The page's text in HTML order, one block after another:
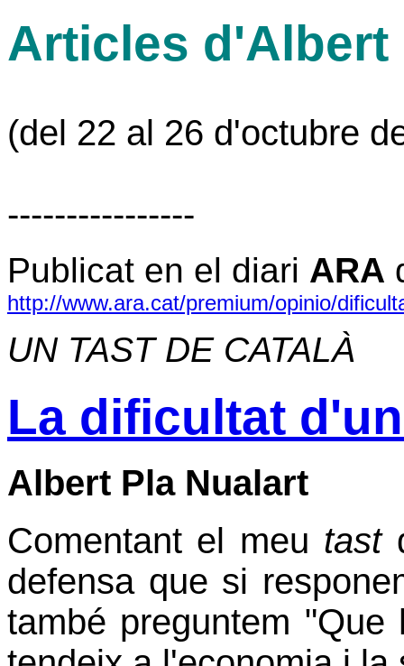
Articles d'Albert
(del 22 al 26 d'octubre
----------------
Publicat en el diari ARA
http://www.ara.cat/premium/opinio/
UN TAST DE CATALÀ
La dificultat
Albert Pla Nualart
Comentant el meu tast
defensa que si
també preguntem